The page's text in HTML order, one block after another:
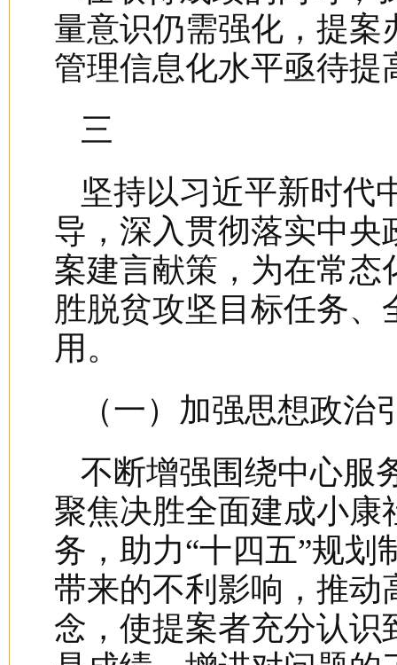
量意识仍需强化，提案
管理信息化水平亟待提
三
坚持以习近平新时代
导，深入贯彻落实中
案建言献策，为在常
胜脱贫攻坚目标任务
用。
（一）加强思想政
不断增强围绕中心服
聚焦决胜全面建成小
务，助力“十四五”规
带来的不利影响，推动
念，使提案者充分认